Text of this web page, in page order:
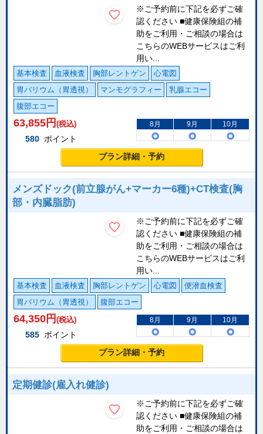
※ご予約前に下記を必ずご確
認ください ■健康保険組の補
助をご利用・ご相談の場合は
こちらのWEBサービスはご利
用い...
基本検査 血液検査 胸部レントゲン
心電図
胃バリウム（胃透視）
マンモグラフィー
乳腺エコー
腹部エコー
63,855 円 (税込)
580 ポイント
8月 9月 10月
プラン詳細・予約
メンズドック(前立腺がん+マーカー6種)+CT検査(胸
部・内臓脂肪)
※ご予約前に下記を必ずご確
認ください ■健康保険組の補
助をご利用・ご相談の場合は
こちらのWEBサービスはご利
用い...
基本検査 血液検査 胸部レントゲン 心電図
便潜血検査
胃バリウム（胃透視）
腹部エコー
64,350 円 (税込)
585 ポイント
8月 9月 10月
プラン詳細・予約
定期健診(雇入れ健診)
※ご予約前に下記を必ずご確
認ください ■健康保険組の補
助をご利用・ご相談の場合は